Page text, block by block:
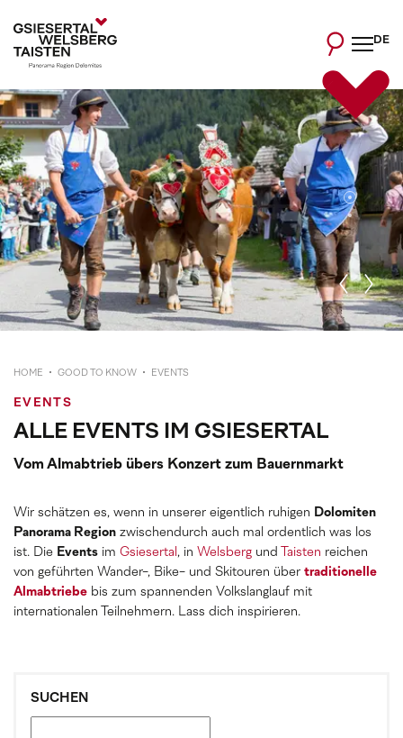
DE
HOME GOOD TO KNOW EVENTS
EVENTS
ALLE EVENTS IM GSIESERTAL
Vom Almabtrieb übers Konzert zum Bauernmarkt
Wir schätzen es, wenn in unserer eigentlich ruhigen Dolomiten
Panorama Region zwischendurch auch mal ordentlich was los
ist. Die Events im Gsiesertal, in Welsberg und Taisten reichen
von geführten Wander-, Bike- und Skitouren über traditionelle
Almabtriebe bis zum spannenden Volkslanglauf mit
internationalen Teilnehmern. Lass dich inspirieren.
SUCHEN